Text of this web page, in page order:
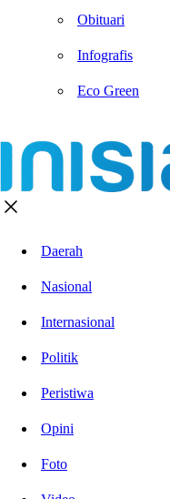
Obituari
Infografis
Eco Green
Daerah
Nasional
Internasional
Politik
Peristiwa
Opini
Foto